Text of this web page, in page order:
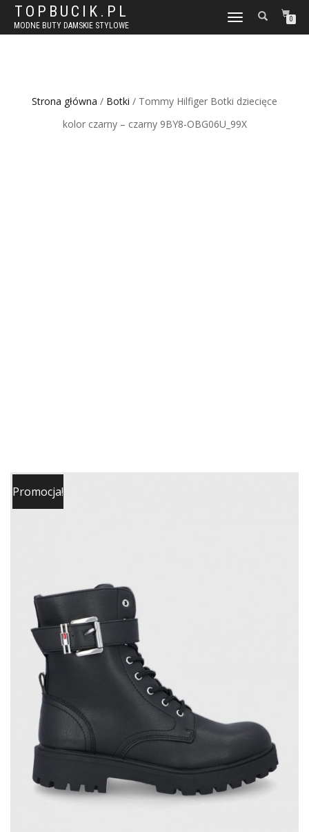
TOPBUCIK.PL
MODNE BUTY DAMSKIE STYLOWE
WŁĄCZ
NAWIGACJĘ
0
Strona główna / Botki / Tommy Hilfiger Botki dziecięce
kolor czarny – czarny 9BY8-OBG06U_99X
Promocja!